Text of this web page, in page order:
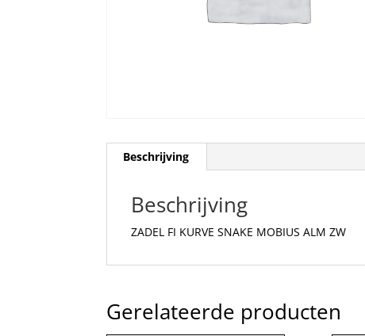
Beschrijving
Beschrijving
ZADEL FI KURVE SNAKE MOBIUS ALM ZW
Gerelateerde producten